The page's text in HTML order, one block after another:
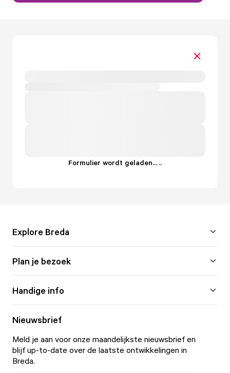
Formulier wordt geladen......
Explore Breda
Plan je bezoek
Handige info
Nieuwsbrief
Meld je aan voor onze maandelijkste nieuwsbrief en
blijf up-to-date over de laatste ontwikkelingen in
Breda.